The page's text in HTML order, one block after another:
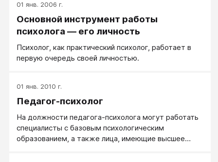
01 янв. 2006 г.
Основной инструмент работы
психолога — его личность
Психолог, как практический психолог, работает в
первую очередь своей личностью.
01 янв. 2010 г.
Педагог-психолог
На должности педагога-психолога могут работать
специалисты с базовым психологическим
образованием, а также лица, имеющие высшее